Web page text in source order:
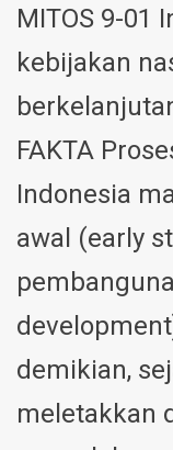
MITOS 9-01
kebijakan
FAKTA
Indonesia
awal (early
demikian,
meletakkan